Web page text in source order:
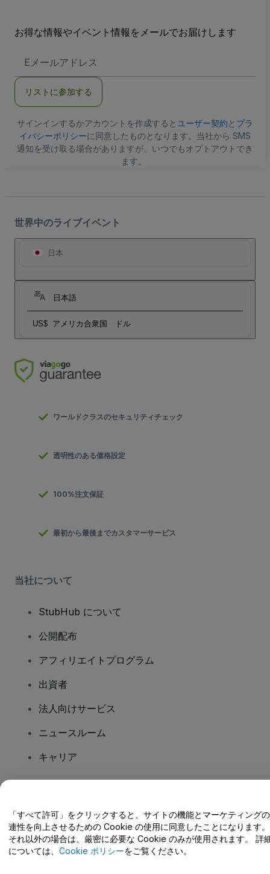
お得な情報やイベント情報をメールでお届けします
メ
ア
ス
リストに参加する
サインインするかアカウントを作成すると ユーザー契約と プラ
イバシーポリシーに同意したものとなります。当社から SMS
通知を受け取る場合がありますが、いつでもオプトアウトでき
ます。
世界中のライブイベント
日本
日本語
US$ アメリカ合衆国 ドル
ワールドクラスのセキュリティチェック
透明性のある価格設定
100%注文保証
最初から最後までカスタマーサービス
当社について
StubHub について
公開配布
アフィリエイトプログラム
出資者
法人向けサービス
ニュースルーム
キャリア
ヘルプセンター / こちらまでご連絡下さい
「すべて許可」をクリックすると、サイトの機能とマーケティング
連性を向上させるための Cookie の使用に同意したことになります。
それ以外の場合は、厳密に必要な Cookie のみが使用されます。 詳
については、 Cookie ポリシーをご覧ください。